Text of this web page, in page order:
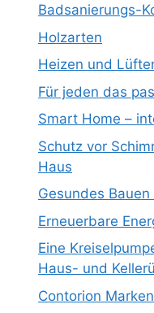
Badsanierungs-
Holzarten
Heizen und
Für jeden das
Smart Home –
Schutz vor
Haus
Gesundes
Erneuerbare
Eine
Haus- und
Contorion